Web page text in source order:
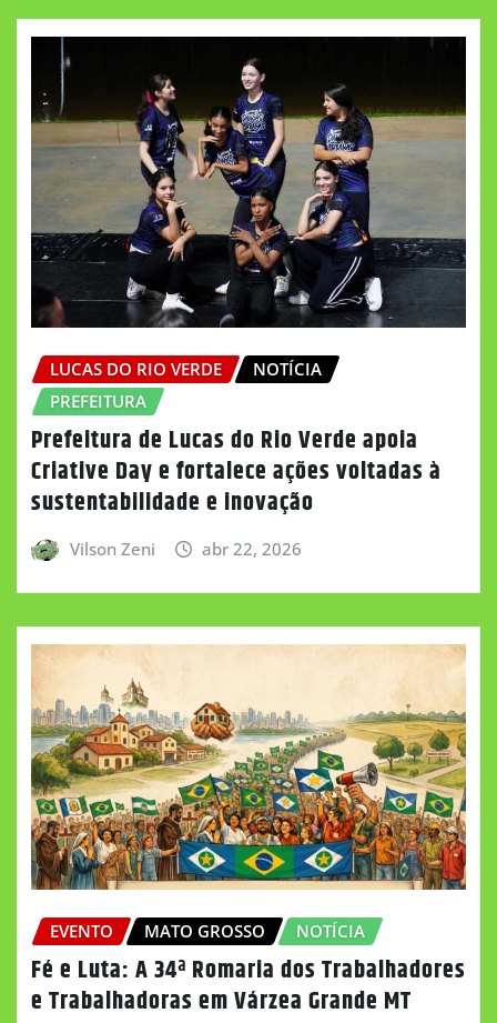
LUCAS DO RIO VERDE
NOTÍCIA
PREFEITURA
Prefeitura de Lucas do Rio Verde apoia
Criative Day e fortalece ações voltadas à
sustentabilidade e inovação
Vilson Zeni abr 22, 2026
EVENTO MATO GROSSO NOTÍCIA
Fé e Luta: A 34ª Romaria dos Trabalhadores
e Trabalhadoras em Várzea Grande MT